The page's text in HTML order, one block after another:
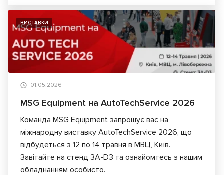
ВИСТАВКИ
01.05.2026
MSG Equipment на AutoTechService 2026
Команда MSG Equipment запрошує вас на
міжнародну виставку AutoTechService 2026, що
відбудеться з 12 по 14 травня в МВЦ, Київ.
Завітайте на стенд 3A-D3 та ознайомтесь з нашим
обладнанням особисто.